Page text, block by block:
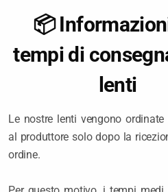
desideri comunque
WhatsApp.
Verificheremo insieme
il codice necessario
Contattaci su
Hai già ricevuto il
📦
tempi di
lenti
Le nostre lenti vengono ordinate
al produttore solo dopo la
ordine.